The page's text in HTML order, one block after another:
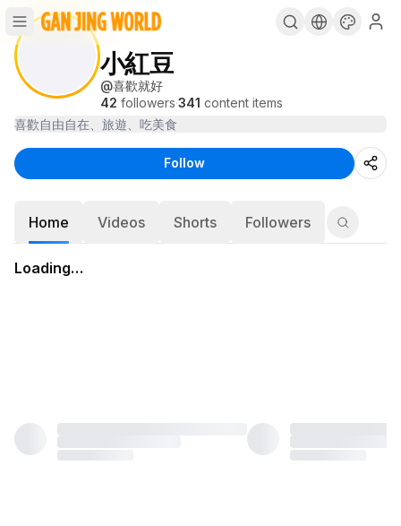
小紅豆
@喜歡就好
42 followers·341 content items
喜歡自由自在、旅遊、吃美食
Follow
Home Videos Shorts Followers
Loading…